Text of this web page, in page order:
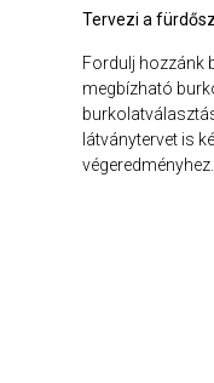
Tervezi a
Fordulj hozzánk
megbízható
látványtervet is
végeredményhez.